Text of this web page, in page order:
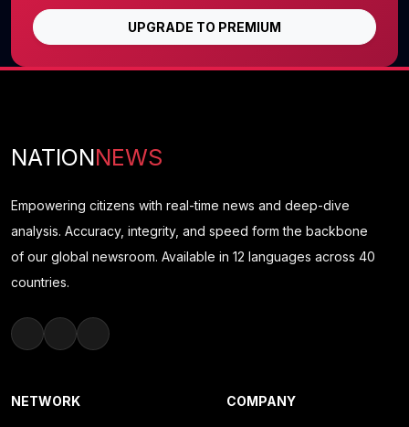
UPGRADE TO PREMIUM
NATIONNEWS
Empowering citizens with real-time news and deep-dive
analysis. Accuracy, integrity, and speed form the backbone
of our global newsroom. Available in 12 languages across 40
countries.
NETWORK COMPANY